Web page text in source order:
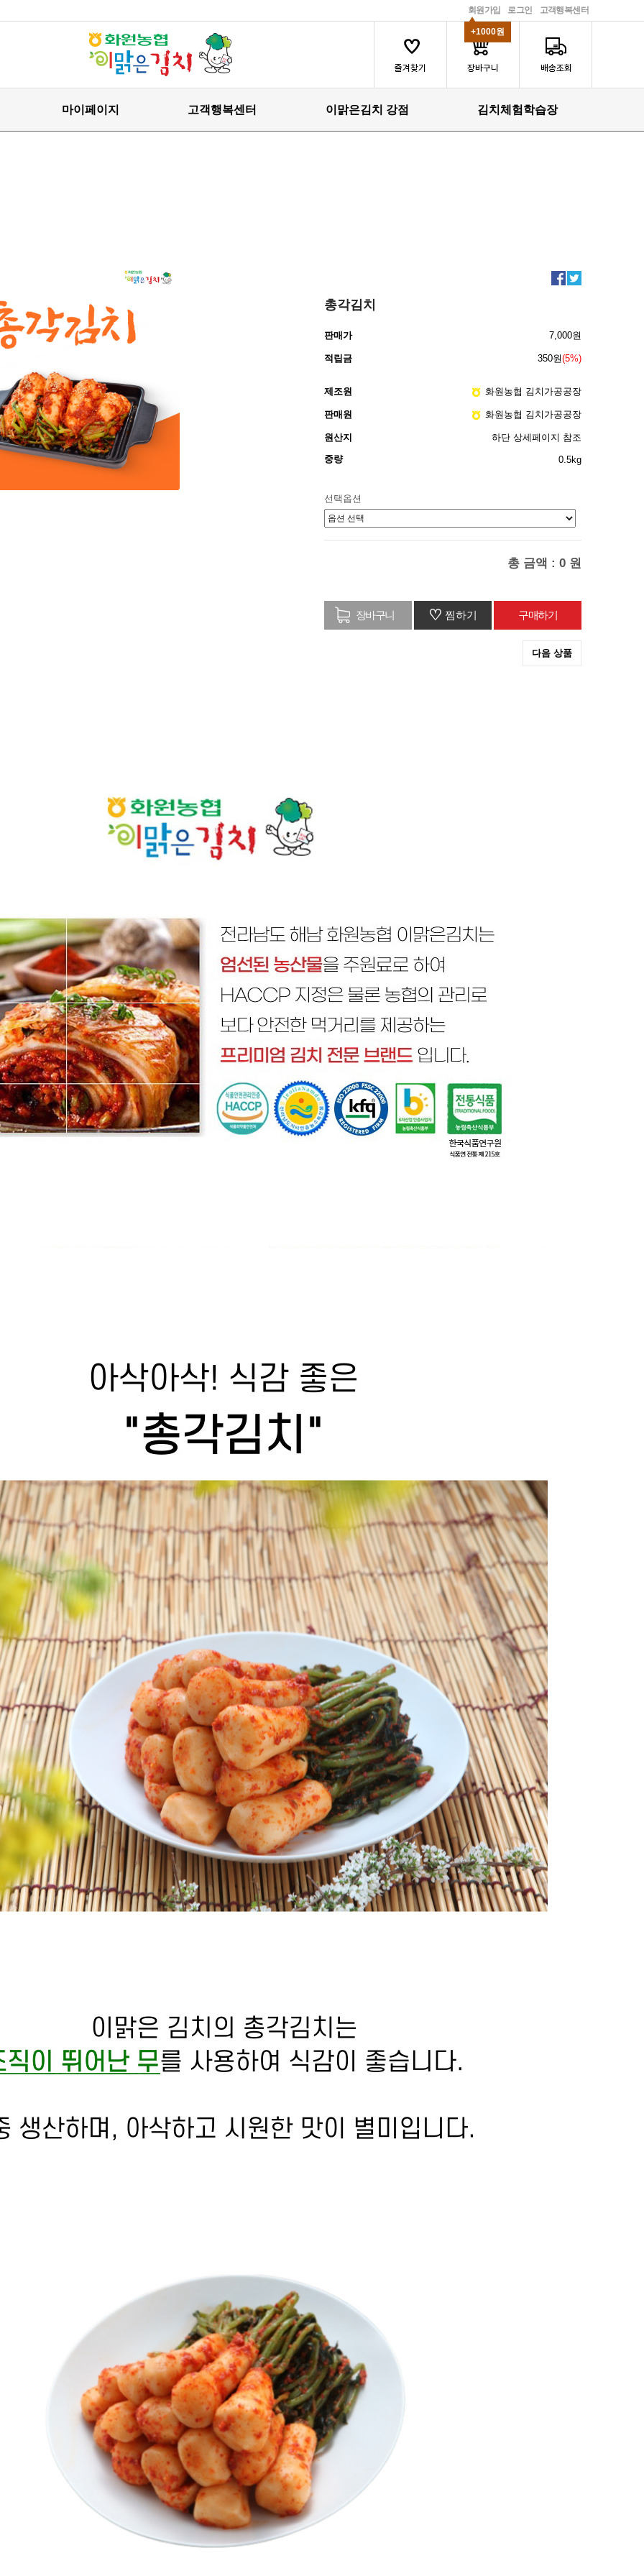
고객행복센터
로그인
회원가입
+1000원
마이페이지 고객행복센터 이맑은김치 강점 김치체험학습장
총각김치
판매가 7,000원
적립금 350원(5%)
제조원 화원농협 김치가공공장
판매원 화원농협 김치가공공장
원산지
하단 상세페이지 참조
중량
0.5kg
선택옵션
총 금액 : 0 원
♡ 찜하기
다음 상품